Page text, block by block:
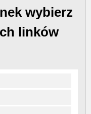
wybierz
linków